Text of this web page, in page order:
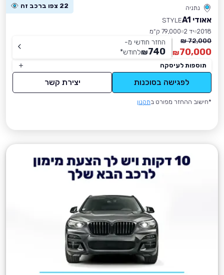
נתניה 22 צפו ברכב זה
אאודי A1
STYLE
2018 יד 2
79,000 ק״מ
72,000 ₪
70,000
₪
החזר חודשי מ-
740
₪לחודש*
תוספות לעיסקה
לפגישה בסוכנות יצירת קשר
*חישוב ההחזר מפורט בתקנון